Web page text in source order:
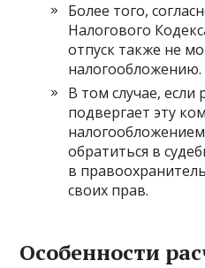
Более того,
Налогового
отпуск также не
налогообложению.
В том случае, если
подвергает эту
обратиться в
в
своих прав.
Особенности